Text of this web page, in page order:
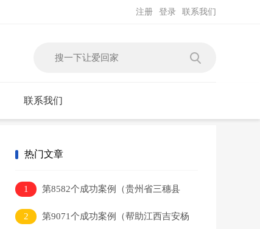
联系我们
登录
注册
联系我们
热门文章
1
第8582个成功案例（贵州省三穗县
吴某本回家）
2
第9071个成功案例（帮助江西吉安杨